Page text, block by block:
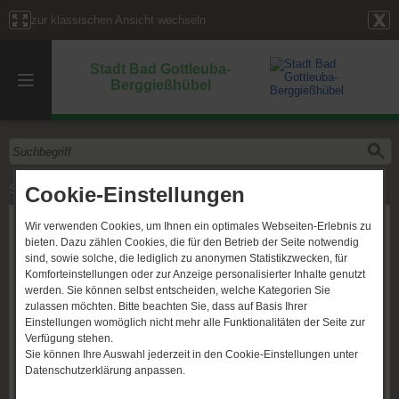
Cookie-Einstellungen
Wir verwenden Cookies, um Ihnen ein optimales Webseiten-Erlebnis zu
bieten. Dazu zählen Cookies, die für den Betrieb der Seite notwendig
sind, sowie solche, die lediglich zu anonymen Statistikzwecken, für
Komforteinstellungen oder zur Anzeige personalisierter Inhalte genutzt
werden. Sie können selbst entscheiden, welche Kategorien Sie
zulassen möchten. Bitte beachten Sie, dass auf Basis Ihrer
Einstellungen womöglich nicht mehr alle Funktionalitäten der Seite zur
Verfügung stehen.
Sie können Ihre Auswahl jederzeit in den Cookie-Einstellungen unter
Datenschutzerklärung anpassen.
zur klassischen Ansicht wechseln
Stadt Bad Gottleuba-
Berggießhübel
Start »Mitarbeiter » Frau F. Hinz
Frau F. Hinz